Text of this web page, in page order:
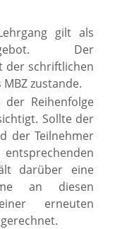
gilt als
Der
der schriftlichen
zustande.
Reihenfolge
Sollte der
der Teilnehmer
darüber eine
an diesen
erneuten